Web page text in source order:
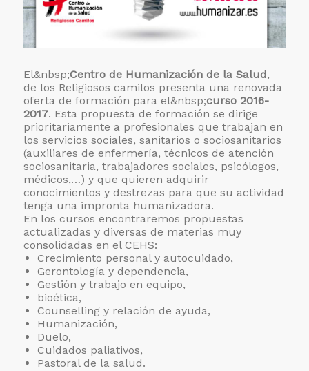
El&nbsp;Centro de Humanización de la Salud,
de los Religiosos camilos presenta una renovada
oferta de formación para el&nbsp;curso 2016-
2017. Esta propuesta de formación se dirige
prioritariamente a profesionales que trabajan en
los servicios sociales, sanitarios o sociosanitarios
(auxiliares de enfermería, técnicos de atención
sociosanitaria, trabajadores sociales, psicólogos,
médicos,…) y que quieren adquirir
conocimientos y destrezas para que su actividad
tenga una impronta humanizadora.
En los cursos encontraremos propuestas
actualizadas y diversas de materias muy
consolidadas en el CEHS:
Crecimiento personal y autocuidado,
Gerontología y dependencia,
Gestión y trabajo en equipo,
bioética,
Counselling y relación de ayuda,
Humanización,
Duelo,
Cuidados paliativos,
Pastoral de la salud.